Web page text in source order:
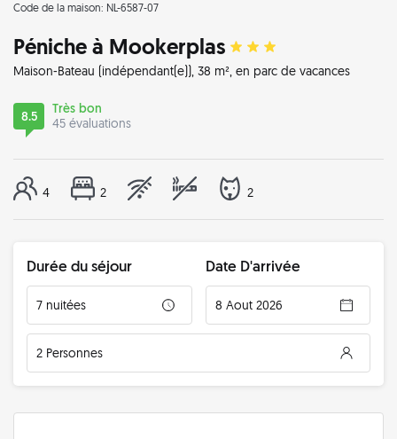
Code de la maison: NL-6587-07
Péniche à Mookerplas
Maison-Bateau (indépendant(e)), 38 m², en parc de vacances
8.5
Très bon
45 évaluations
4 2 2
Durée du séjour
7 nuitées
Date D'arrivée
8 Aout 2026
2 Personnes